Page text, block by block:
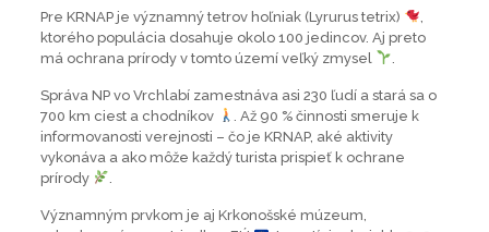
Pre KRNAP je významný tetrov hoľniak (Lyrurus tetrix)
ktorého populácia dosahuje okolo 100 jedincov. Aj preto
má ochrana prírody v tomto území veľký zmysel
Správa NP vo Vrchlabí zamestnáva asi 230 ľudí a stará sa o
700 km ciest a chodníkov
. Až 90 % činnosti smeruje k
informovanosti verejnosti – čo je KRNAP, aké aktivity
vykonáva a ako môže každý turista prispieť k ochrane
prírody
Významným prvkom je aj Krkonošské múzeum,